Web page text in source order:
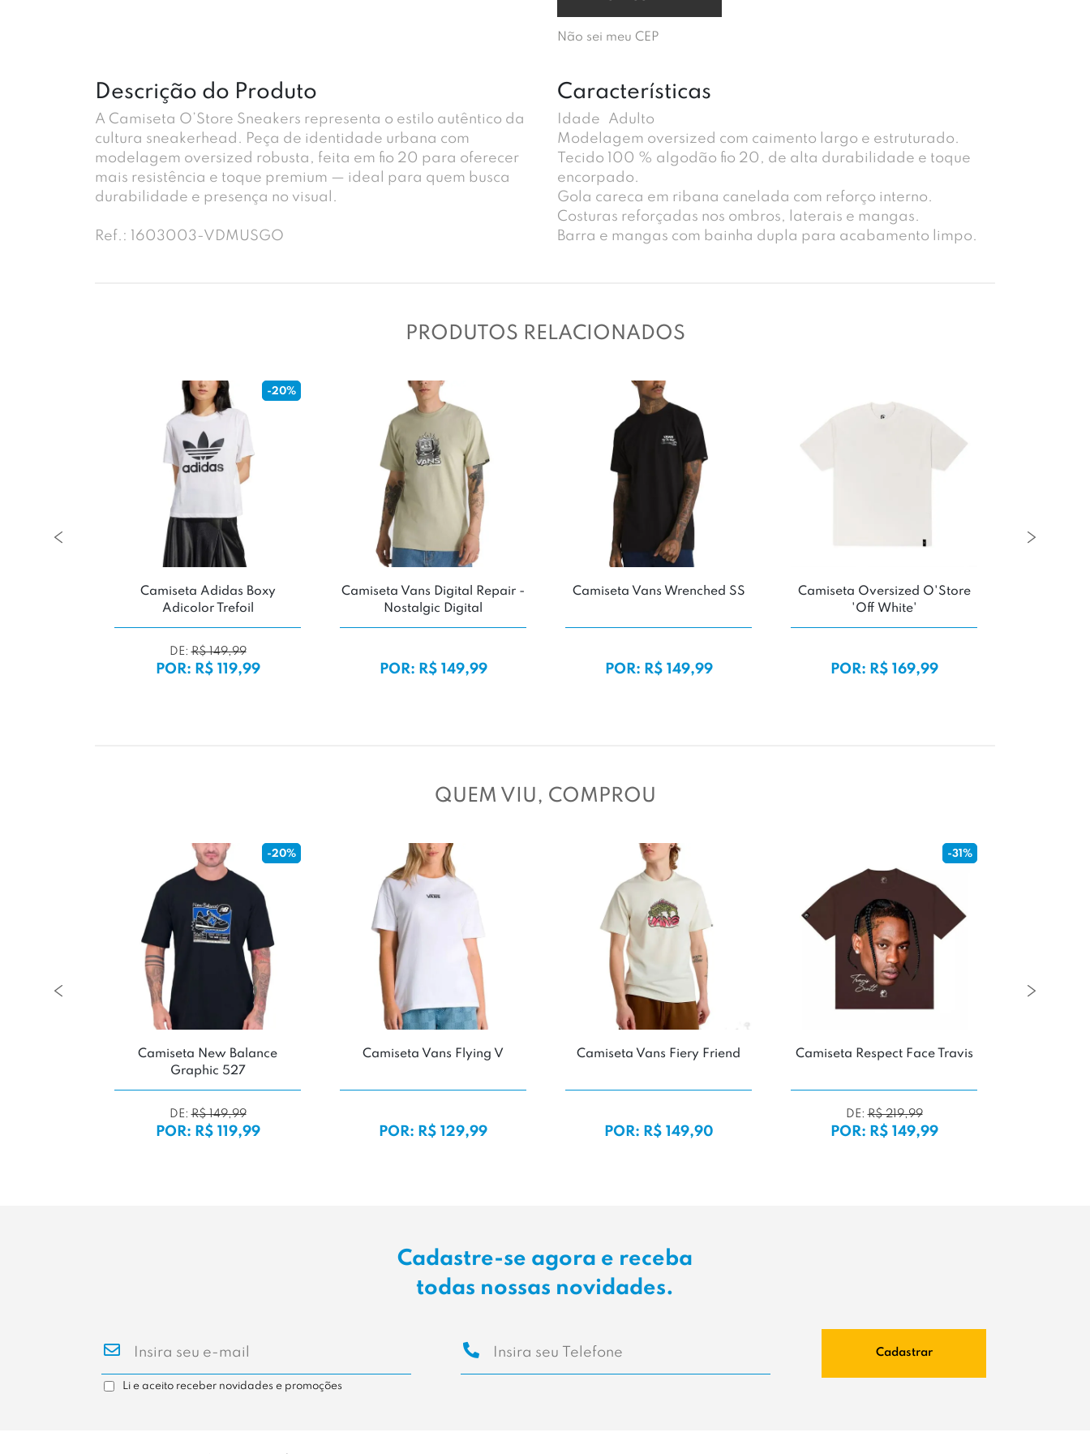
Não sei meu CEP
Características
Idade
Adulto
Modelagem oversized com caimento largo e estruturado.
Tecido 100 % algodão fio 20, de alta durabilidade e toque
encorpado.
Gola careca em ribana canelada com reforço interno.
Costuras reforçadas nos ombros, laterais e mangas.
Barra e mangas com bainha dupla para acabamento limpo.
Descrição do Produto
A Camiseta O’Store Sneakers representa o estilo autêntico da
cultura sneakerhead. Peça de identidade urbana com
modelagem oversized robusta, feita em fio 20 para oferecer
mais resistência e toque premium — ideal para quem busca
durabilidade e presença no visual.
Ref.: 1603003-VDMUSGO
PRODUTOS RELACIONADOS
-20%
Camiseta Adidas Boxy
Adicolor Trefoil
DE:R$ 149,99
POR: R$ 119,99
Camiseta Vans Digital Repair -
Nostalgic Digital
POR: R$ 149,99
Camiseta Vans Wrenched SS
POR: R$ 149,99
Camiseta Oversized O'Store
'Off White'
POR: R$ 169,99
QUEM VIU, COMPROU
-20%
Camiseta New Balance
Graphic 527
DE:R$ 149,99
POR: R$ 119,99
Camiseta Vans Flying V
POR: R$ 129,99
Camiseta Vans Fiery Friend
POR: R$ 149,90
-31%
Camiseta Respect Face Travis
DE:R$ 219,99
POR: R$ 149,99
Cadastre-se agora e receba
todas nossas novidades.
Cadastrar
Li e aceito receber novidades e promoções